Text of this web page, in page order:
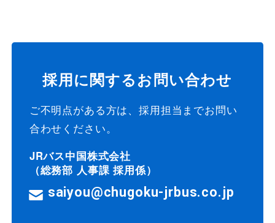
採用に関するお問い合わせ
ご不明点がある方は、採用担当までお問い
合わせください。
JRバス中国株式会社
（総務部 人事課 採用係）
saiyou@chugoku-jrbus.co.jp